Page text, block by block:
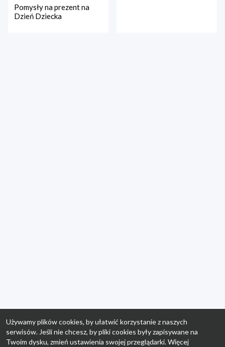
Pomysły na prezent na
Dzień Dziecka
Używamy plików cookies, by ułatwić korzystanie z naszych
serwisów. Jeśli nie chcesz, by pliki cookies były zapisywane na
Twoim dysku, zmień ustawienia swojej przeglądarki. Więcej